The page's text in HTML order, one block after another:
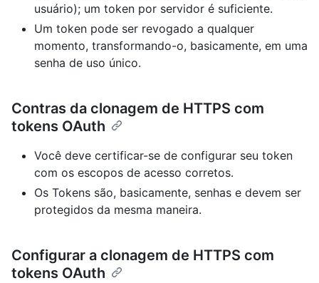
usuário); um token por servidor é suficiente.
Um token pode ser revogado a qualquer
momento, transformando-o, basicamente, em uma
senha de uso único.
Contras da clonagem de HTTPS com
tokens OAuth
Você deve certificar-se de configurar seu token
com os escopos de acesso corretos.
Os Tokens são, basicamente, senhas e devem ser
protegidos da mesma maneira.
Configurar a clonagem de HTTPS com
tokens OAuth